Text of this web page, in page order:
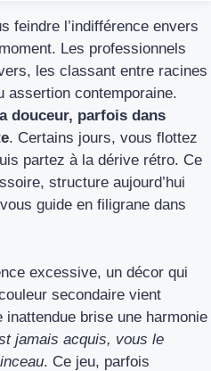
feindre l’indifférence envers
Les professionnels
les classant entre racines
assertion contemporaine.
douceur, parfois dans
. Certains jours, vous flottez
partez à la dérive rétro. Ce
structure aujourd’hui
guide en filigrane dans
excessive, un décor qui
secondaire vient
brise une harmonie
jamais acquis, vous le
. Ce jeu, parfois